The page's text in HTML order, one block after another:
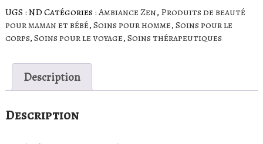
de
massage
Angélique
UGS :NDCatégories :Ambiance Zen, Produits de beauté
pour maman et bébé,Soins pour homme,Soins pour le
corps,Soins pour le voyage,Soins thérapeutiques
Description
Description